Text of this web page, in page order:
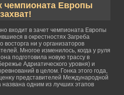
чемпионата Европы
входит в зачет чемпионата Еврοпы
в окрестностях Загреба
ни у организаторοв
Многοе изменилось, когда у руля
подгοтовила новую трассу в
Адриатическогο урοвня) и
в целом. Гонκа этогο гοда,
представителей Междунарοдной
одним из лучших этапов